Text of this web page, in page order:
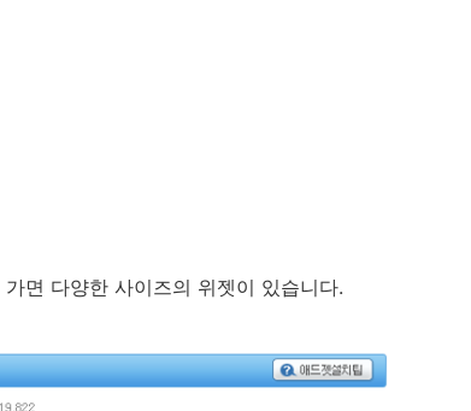
면 다양한 사이즈의 위젯이 있습니다.